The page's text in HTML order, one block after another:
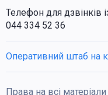
Телефон для дзвінків
044 334 52 36
Оперативний штаб на
Права на всі